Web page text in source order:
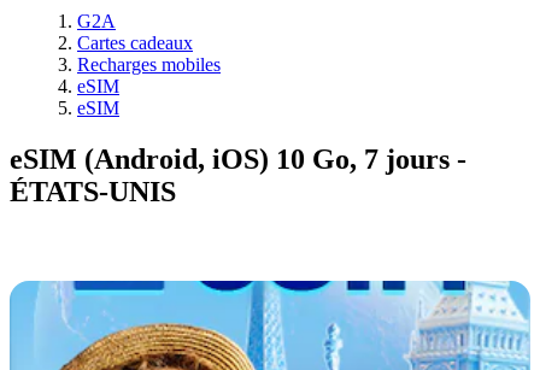
G2A
Cartes cadeaux
Recharges mobiles
eSIM
eSIM
eSIM (Android, iOS) 10 Go, 7 jours -
ÉTATS-UNIS